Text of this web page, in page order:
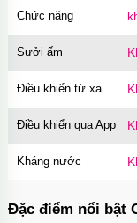
Chức năng
Sưởi ấm
Điều khiển từ xa
Điều khiển qua App
Kháng nước
Đặc điểm nổi bật